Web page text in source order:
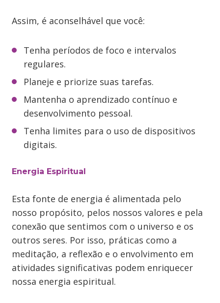
Assim, é aconselhável que você:
Tenha períodos de foco e intervalos
regulares.
Planeje e priorize suas tarefas.
Mantenha o aprendizado contínuo e
desenvolvimento pessoal.
Tenha limites para o uso de dispositivos
digitais.
Energia Espiritual
Esta fonte de energia é alimentada pelo
nosso propósito, pelos nossos valores e pela
conexão que sentimos com o universo e os
outros seres. Por isso, práticas como a
meditação, a reflexão e o envolvimento em
atividades significativas podem enriquecer
nossa energia espiritual.